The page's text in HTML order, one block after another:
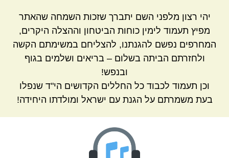
יהי רצון מלפני השם יתברך שזכות השמחה שהאתר
מפיץ תעמוד לימין כוחות הביטחון וההצלה היקרים,
המחרפים נפשם להגנתנו, להצליחם במשימתם הקשה
ולחזרתם הביתה בשלום – בריאים ושלמים בגוף
ובנפש!
וכן תעמוד לכבוד כל החללים הקדושים הי"ד שנפלו
בעת משמרתם על הגנת עם ישראל ומולדתו היחידה!